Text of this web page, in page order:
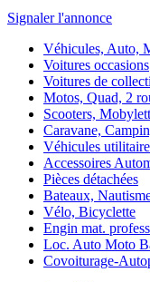
Signaler l'annonce
Véhicules, Auto,
Voitures occasions
Voitures de
Motos, Quad, 2
Scooters,
Caravane,
Véhicules
Accessoires
Pièces détachées
Bateaux,
Vélo, Bicyclette
Engin mat.
Loc. Auto Moto
Covoiturage-